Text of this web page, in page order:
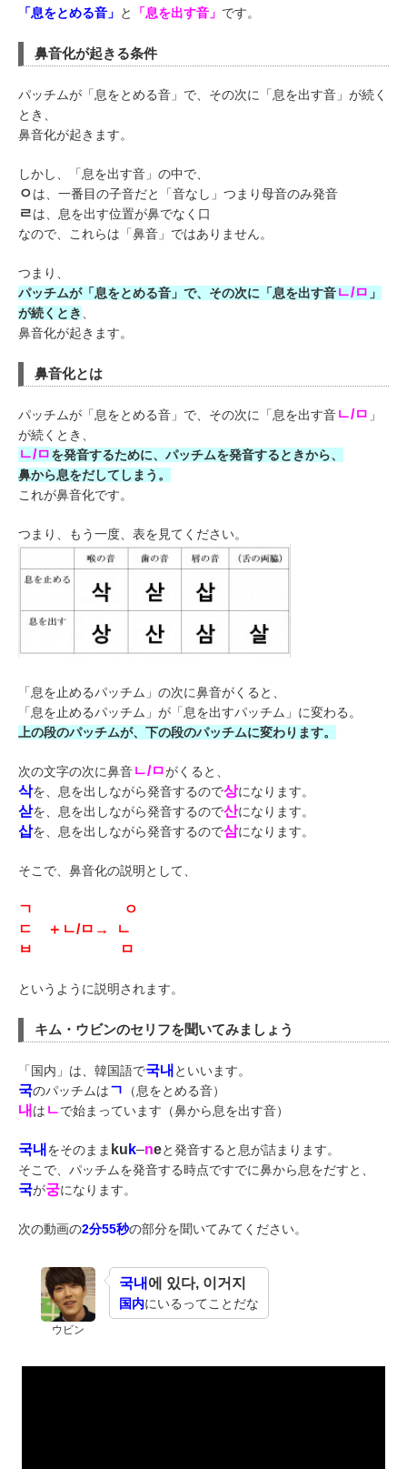
「息をとめる音」 と 「息を出す音」 です。
鼻音化が起きる条件
パッチムが「息をとめる音」で、その次に「息を出す音」が続く
とき、
鼻音化が起きます。
しかし、「息を出す音」の中で、
ㅇは、一番目の子音だと「音なし」つまり母音のみ発音
ㄹは、息を出す位置が鼻でなく口
なので、これらは「鼻音」ではありません。
つまり、
パッチムが「息をとめる音」で、その次に「息を出す音ㄴ/ㅁ 」
が続くとき、
鼻音化が起きます。
鼻音化とは
パッチムが「息をとめる音」で、その次に「息を出す音ㄴ/ㅁ 」
が続くとき、
ㄴ/ㅁを発音するために、パッチムを発音するときから、
鼻から息をだしてしまう。
これが鼻音化です。
つまり、もう一度、表を見てください。
「息を止めるパッチム」の次に鼻音がくると、
「息を止めるパッチム」が「息を出すパッチム」に変わる。
上の段のパッチムが、下の段のパッチムに変わります。
次の文字の次に鼻音ㄴ/ㅁがくると、
삭を、息を出しながら発音するので상になります。
삳を、息を出しながら発音するので산になります。
삽を、息を出しながら発音するので삼になります。
そこで、鼻音化の説明として、
ㄱ ㅇ
ㄷ ＋ㄴ/ㅁ→ ㄴ
ㅂ ㅁ
というように説明されます。
キム・ウビンのセリフを聞いてみましょう
「国内」は、韓国語で국내 といいます。
국のパッチムはㄱ （息をとめる音）
내 は ㄴで始まっています（鼻から息を出す音）
국내 をそのまま ku k–neと発音すると息が詰まります。
そこで、パッチムを発音する時点ですでに鼻から息をだすと、
국が궁になります。
次の動画の2分55秒の部分を聞いてみてください。
ウビン
국내 에 있다, 이거지
国内にいるってことだな